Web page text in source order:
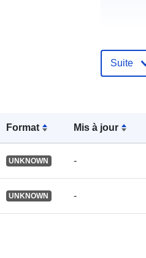
Format Mis à jour
UNKNOWN -
UNKNOWN -
Suite